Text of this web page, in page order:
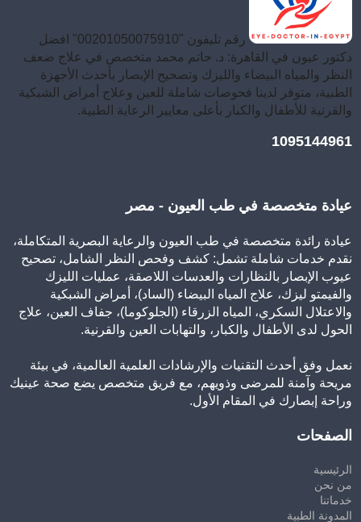
رقم تليفون "00201050075910" افضل
دكتور عيون في القاهرة: د. حاتم محمد متخصص في علاج ضعف
النظر والمياه البيضاء والليزك وتصحيح الإبصار بأحدث الأجهزة
الطبية، متوفر لدينا فحوصات شاملة للعين وعلاج أمراض الشبكية
والقرنية للأطفال والكبار بأعلى معايير الرعاية الطبية.
1095144961
عيادة متخصصة في طب العيون - مصر
عيادة رائدة متخصصة في طب العيون والرعاية البصرية المتكاملة،
نقدم خدمات شاملة تشمل: كشف وفحص النظر الشامل، تصحيح
عيوب الإبصار بالنظارات والعدسات اللاصقة، عمليات الليزك
والفيمتو ليزك، علاج المياه البيضاء (الساد)، أمراض الشبكية
والاعتلال السكري، المياه الزرقاء (الجلوكوما)، جفاف العين، علاج
الحول لدى الأطفال والكبار، والتهابات العين والقرنية.
نعمل وفق أحدث التقنيات والإرشادات العلمية العالمية، في بيئة
مريحة وآمنة للمرضى وذويهم، مع فريق متخصص يضع صحة عينيك
وراحة إبصارك في المقام الأول.
الصفحات
الرئيسية
من نحن
خدماتنا
المدونة الطبية